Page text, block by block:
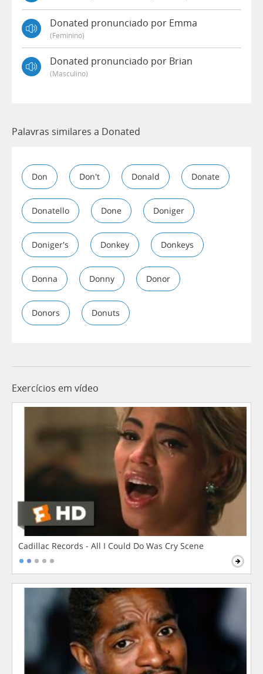
Donated pronunciado por Emma
(feminino)
Donated pronunciado por Brian
(masculino)
Palavras similares a Donated
Don Don't Donald Donate
Donatello Done Doniger
Doniger's Donkey Donkeys
Donna Donny Donor
Donors Donuts
Exercícios em vídeo
Cadillac Records - All I Could Do Was Cry Scene